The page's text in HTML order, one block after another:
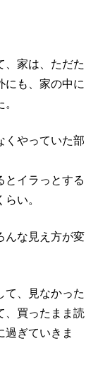
、家は、ただた
にも、家の中に
くやっていた部
とイラっとする
い。
んな見え方が変
て、見なかった
、買ったまま読
過ぎていきま